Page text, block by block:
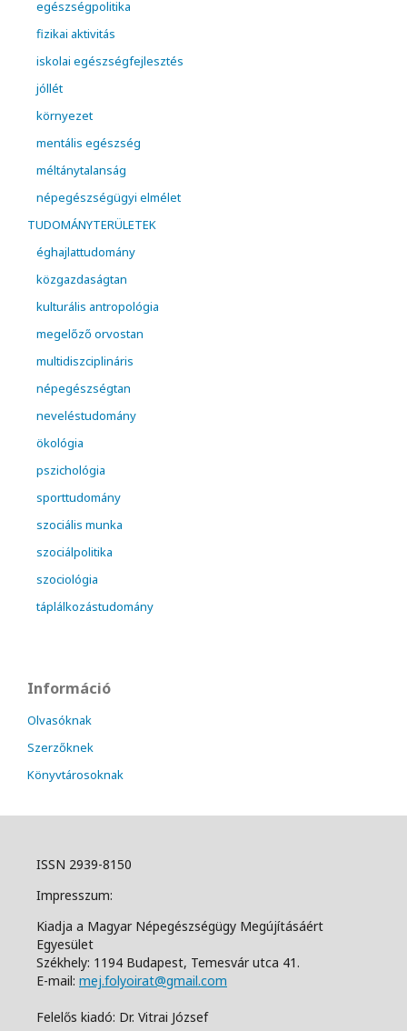
egészségpolitika
fizikai aktivitás
iskolai egészségfejlesztés
jóllét
környezet
mentális egészség
méltánytalanság
népegészségügyi elmélet
TUDOMÁNYTERÜLETEK
éghajlattudomány
közgazdaságtan
kulturális antropológia
megelőző orvostan
multidiszciplináris
népegészségtan
neveléstudomány
ökológia
pszichológia
sporttudomány
szociális munka
szociálpolitika
szociológia
táplálkozástudomány
Információ
Olvasóknak
Szerzőknek
Könyvtárosoknak
ISSN 2939-8150
Impresszum:
Kiadja a Magyar Népegészségügy Megújításáért
Egyesület
Székhely: 1194 Budapest, Temesvár utca 41.
E-mail: mej.folyoirat@gmail.com
Felelős kiadó: Dr. Vitrai József